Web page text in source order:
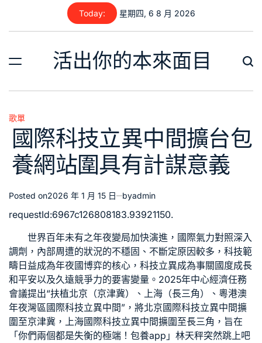
content
Today: 星期四, 6 8 月 2026
活出你的本來面目
Posted
歌單
國際科技立異中間擴台包
養網站圍具有計謀意義
Posted on2026 年 1 月 15 日 byadmin
requestId:6967c126808183.93921150.
世界百年未有之年夜變局加快演進，國際氣力對照深入
調劑，內部周遭的狀況的不穩固、不斷定原因較多，科技範
疇日益成為年夜國博弈的核心，科技立異成為事關國度成長
和平安以及久遠競爭力的要害變量。2025年中心經濟任務
會議提出“扶植北京（京津冀）、上海（長三角）、粵港澳
年夜灣區國際科技立異中間”，將北京國際科技立異中間擴
圍至京津冀，上海國際科技立異中間擴圍至長三角，旨在
「你們兩個都是失衡的極端！ 包養app 」林天秤突然跳上吧